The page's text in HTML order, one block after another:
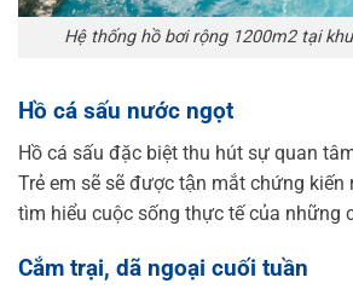
Hệ thống hồ bơi rộng 1200m2 tại
Hồ cá sấu nước ngọt
Hồ cá sấu đặc biệt thu hút sự quan
Trẻ em sẽ sẽ được tận mắt chứng kiến
tìm hiểu cuộc sống thực tế của những
Cắm trại, dã ngoại cuối tuần